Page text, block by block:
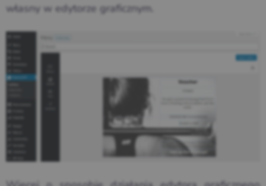
własny w edytorze graficznym.